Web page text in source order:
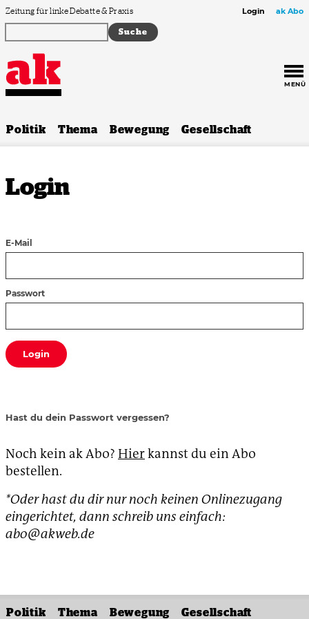
Zum Inhalt springen
Zeitung für linke Debatte & Praxis Login ak Abo
MENÜ
Politik Thema Bewegung Gesellschaft
Login
E-Mail
Passwort
Login
Hast du dein Passwort vergessen?
Noch kein ak Abo? Hierkannst du ein Abo
bestellen.
*Oder hast du dir nur noch keinen Onlinezugang
eingerichtet, dann schreib uns einfach:
abo@akweb.de
Politik Thema Bewegung Gesellschaft